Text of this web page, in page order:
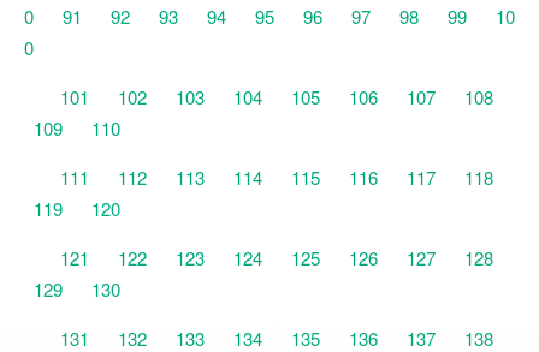
0
91 92 93 94 95 96 97 98 99
10
0
101
102 103 104 105 106 107
108
109
110
111
112 113 114 115 116 117
118
119
120
121
122 123 124 125 126 127
128
129
130
131
132 133 134 135 136 137
138